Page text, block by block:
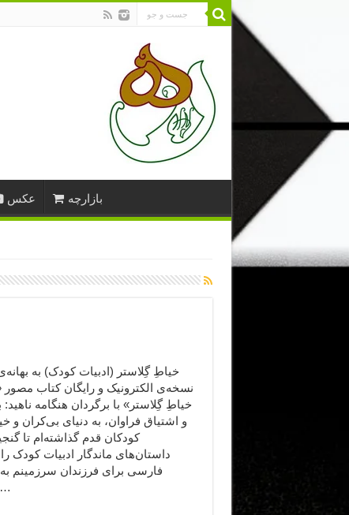
عکس بازارچه
خیاطِ گِلاستر (ادبیات کودک) به بهانه‌ی
نسخه‌ی الکترونیک و رایگان کتاب
خیاطِ گِلاستر» با برگردان هنگامه
و اشتیاق فراوان، به دنیای بی‌کران و
کودکان قدم گذاشته‌ام تا
داستان‌های ماندگار ادبیات کودک را
فارسی برای فرزندان سرزمینم